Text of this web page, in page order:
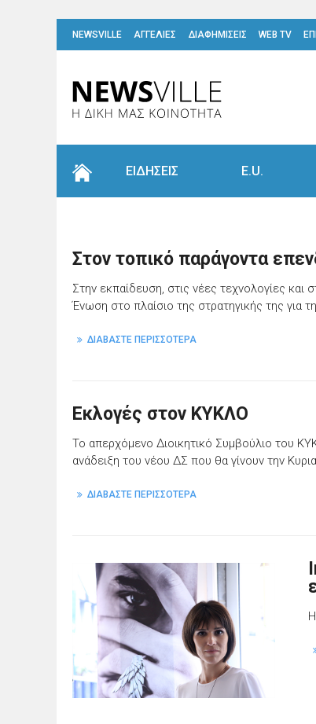
NEWSVILLE ΑΓΓΕΛΙΕΣ ΔΙΑΦΗΜΙΣΕΙΣ WEB TV
ΕΙΔΗΣΕΙΣ E.U.
Στον τοπικό παράγοντα
Στην εκπαίδευση, στις νέες τεχνολογίες
Ένωση στο πλαίσιο της στρατηγικής της για
ΔΙΑΒΑΣΤΕ ΠΕΡΙΣΣΟΤΕΡΑ
Εκλογές στον ΚΥΚΛΟ
Το απερχόμενο Διοικητικό Συμβούλιο του
ανάδειξη του νέου ΔΣ που θα γίνουν την
ΔΙΑΒΑΣΤΕ ΠΕΡΙΣΣΟΤΕΡΑ